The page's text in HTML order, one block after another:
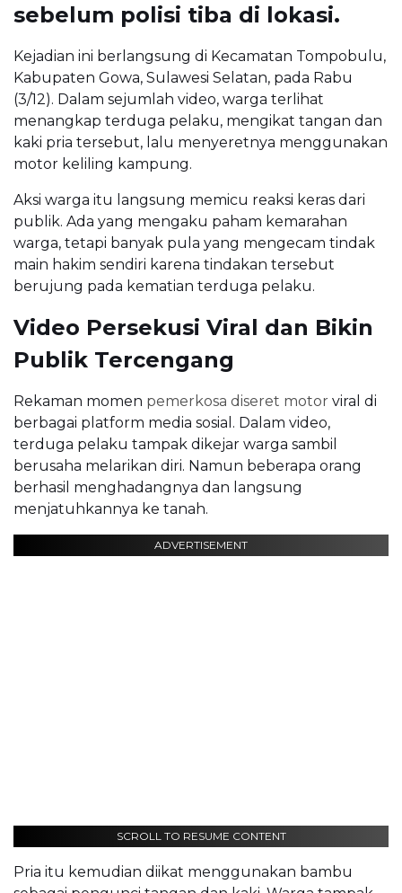
sebelum polisi tiba di lokasi.
Kejadian ini berlangsung di Kecamatan Tompobulu,
Kabupaten Gowa, Sulawesi Selatan, pada Rabu
(3/12). Dalam sejumlah video, warga terlihat
menangkap terduga pelaku, mengikat tangan dan
kaki pria tersebut, lalu menyeretnya menggunakan
motor keliling kampung.
Aksi warga itu langsung memicu reaksi keras dari
publik. Ada yang mengaku paham kemarahan
warga, tetapi banyak pula yang mengecam tindak
main hakim sendiri karena tindakan tersebut
berujung pada kematian terduga pelaku.
Video Persekusi Viral dan Bikin
Publik Tercengang
Rekaman momen pemerkosa diseret motor viral di
berbagai platform media sosial. Dalam video,
terduga pelaku tampak dikejar warga sambil
berusaha melarikan diri. Namun beberapa orang
berhasil menghadangnya dan langsung
menjatuhkannya ke tanah.
ADVERTISEMENT
SCROLL TO RESUME CONTENT
Pria itu kemudian diikat menggunakan bambu